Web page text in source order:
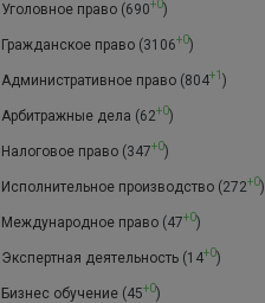
Уголовное право(690+0)
Гражданское право(3106+0)
Административное право(804+1 )
Арбитражные дела (62+0)
Налоговое право(347+0)
Исполнительное производство(272+0)
Международное право(47+0)
Экспертная деятельность(14+0)
Бизнес обучение(45+0)